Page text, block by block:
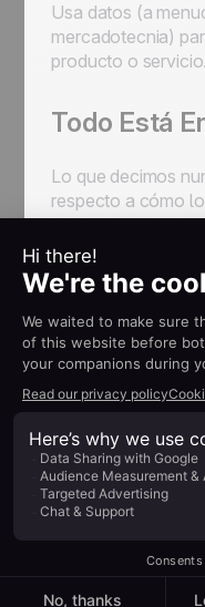
Usa datos (a
mercadotecnia)
producto o servicio.
Todo Está
Lo que decimos
respecto a cómo
durante una
posibilidades de
de voz es uno de
para derribar las
Mantén un tono
suenas optimista y
sea lo más
transacción de a a
estarás en mejores
entorno cómodo
existe un interés
Sonríe mientras
prospecto no